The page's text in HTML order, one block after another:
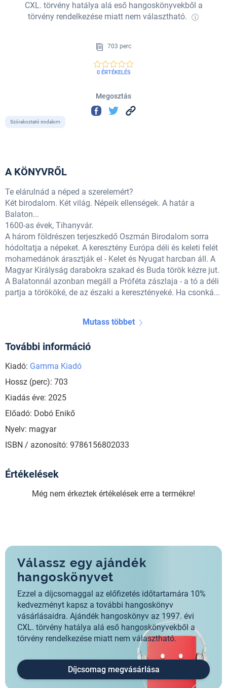
CXL. törvény hatálya alá eső hangoskönyvekből a
törvény rendelkezése miatt nem választható.
703 perc
0 ÉRTÉKELÉS
Megosztás
Szórakoztató irodalom
A KÖNYVRŐL
Te elárulnád a néped a szerelemért?
Két birodalom. Két világ. Népeik ellenségek. A határ a
Balaton...
1600-as évek, Tihanyvár.
A három földrészen terjeszkedő Oszmán Birodalom sorra
hódoltatja a népeket. A keresztény Európa déli és keleti felét
mohamedánok árasztják el - Kelet és Nyugat harcban áll. A
Magyar Királyság darabokra szakad és Buda török kézre jut.
A Balatonnál azonban megáll a Próféta zászlaja - a tó a déli
partja a törököké, de az északi a keresztényeké. Ha csonká...
Mutass többet
További információ
Kiadó: Gamma Kiadó
Hossz (perc): 703
Kiadás éve: 2025
Előadó: Dobó Enikő
Nyelv: magyar
ISBN / azonosító: 9786156802033
Értékelések
Még nem érkeztek értékelések erre a termékre!
Válassz egy ajándék
hangoskönyvet
Ezzel a díjcsomaggal az előfizetés időtartamára 10%
kedvezményt kapsz a további hangoskönyv
vásárlásaidra. Ajándék hangoskönyv az 1997. évi
CXL. törvény hatálya alá eső hangoskönyvekből a
törvény rendelkezése miatt nem választható.
Díjcsomag megvásárlása